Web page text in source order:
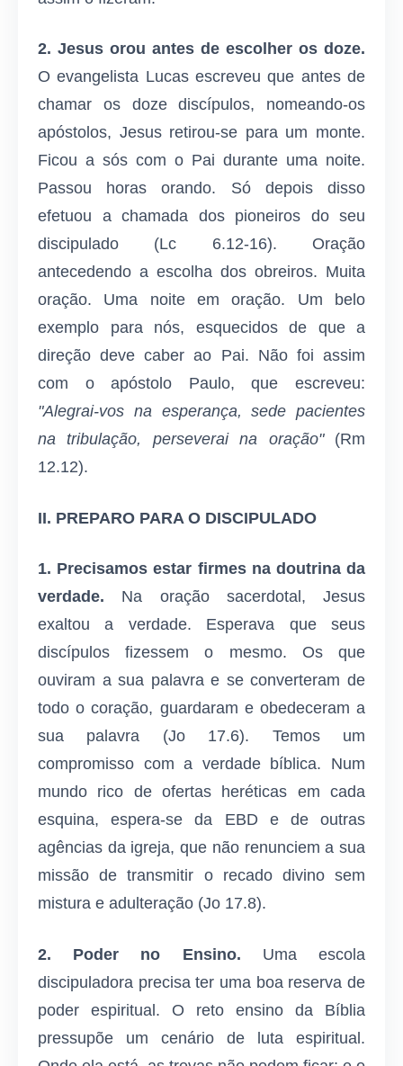
2. Jesus orou antes de escolher os doze.
O evangelista Lucas escreveu que antes de
chamar os doze discípulos, nomeando-os
apóstolos, Jesus retirou-se para um monte.
Ficou a sós com o Pai durante uma noite.
Passou horas orando. Só depois disso
efetuou a chamada dos pioneiros do seu
discipulado (Lc 6.12-16). Oração
antecedendo a escolha dos obreiros. Muita
oração. Uma noite em oração. Um belo
exemplo para nós, esquecidos de que a
direção deve caber ao Pai. Não foi assim
com o apóstolo Paulo, que escreveu:
"Alegrai-vos na esperança, sede pacientes
na tribulação, perseverai na oração" (Rm
12.12).
II. PREPARO PARA O DISCIPULADO
1. Precisamos estar firmes na doutrina da
verdade. Na oração sacerdotal, Jesus
exaltou a verdade. Esperava que seus
discípulos fizessem o mesmo. Os que
ouviram a sua palavra e se converteram de
todo o coração, guardaram e obedeceram a
sua palavra (Jo 17.6). Temos um
compromisso com a verdade bíblica. Num
mundo rico de ofertas heréticas em cada
esquina, espera-se da EBD e de outras
agências da igreja, que não renunciem a sua
missão de transmitir o recado divino sem
mistura e adulteração (Jo 17.8).
2. Poder no Ensino. Uma escola
discipuladora precisa ter uma boa reserva de
poder espiritual. O reto ensino da Bíblia
pressupõe um cenário de luta espiritual.